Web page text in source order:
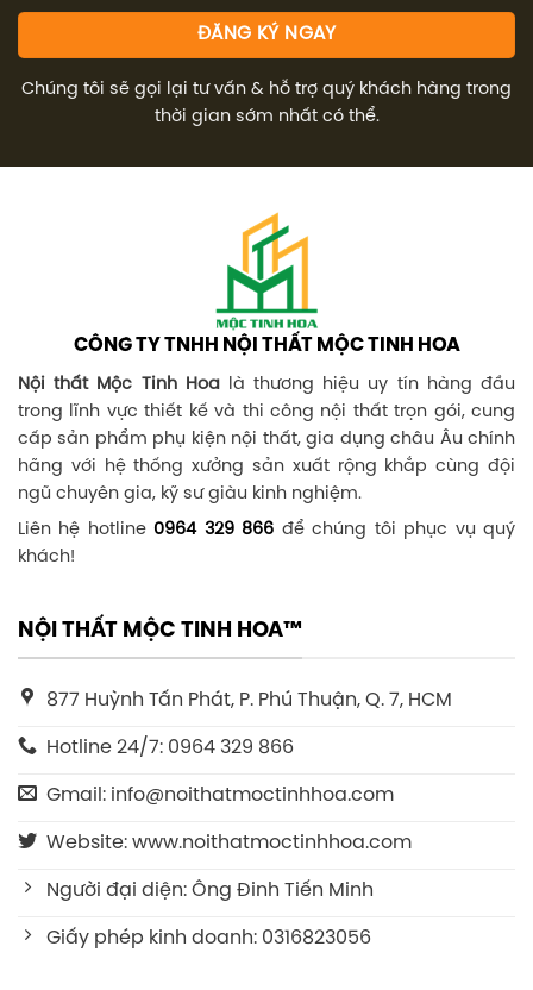
Chúng tôi sẽ gọi lại tư vấn & hỗ trợ quý khách hàng trong
thời gian sớm nhất có thể.
CÔNG TY TNHH NỘI THẤT MỘC TINH HOA
Nội thất Mộc Tinh Hoalà thương hiệu uy tín hàng đầu
trong lĩnh vực thiết kế và thi công nội thất trọn gói, cung
cấp sản phẩm phụ kiện nội thất, gia dụng châu Âu chính
hãng với hệ thống xưởng sản xuất rộng khắp cùng đội
ngũ chuyên gia, kỹ sư giàu kinh nghiệm.
Liên hệ hotline 0964 329 866 để chúng tôi phục vụ quý
khách!
NỘI THẤT MỘC TINH HOA™
877 Huỳnh Tấn Phát, P. Phú Thuận, Q. 7, HCM
Hotline 24/7: 0964 329 866
Gmail: info@noithatmoctinhhoa.com
Website: www.noithatmoctinhhoa.com
Người đại diện: Ông Đinh Tiến Minh
Giấy phép kinh doanh: 0316823056